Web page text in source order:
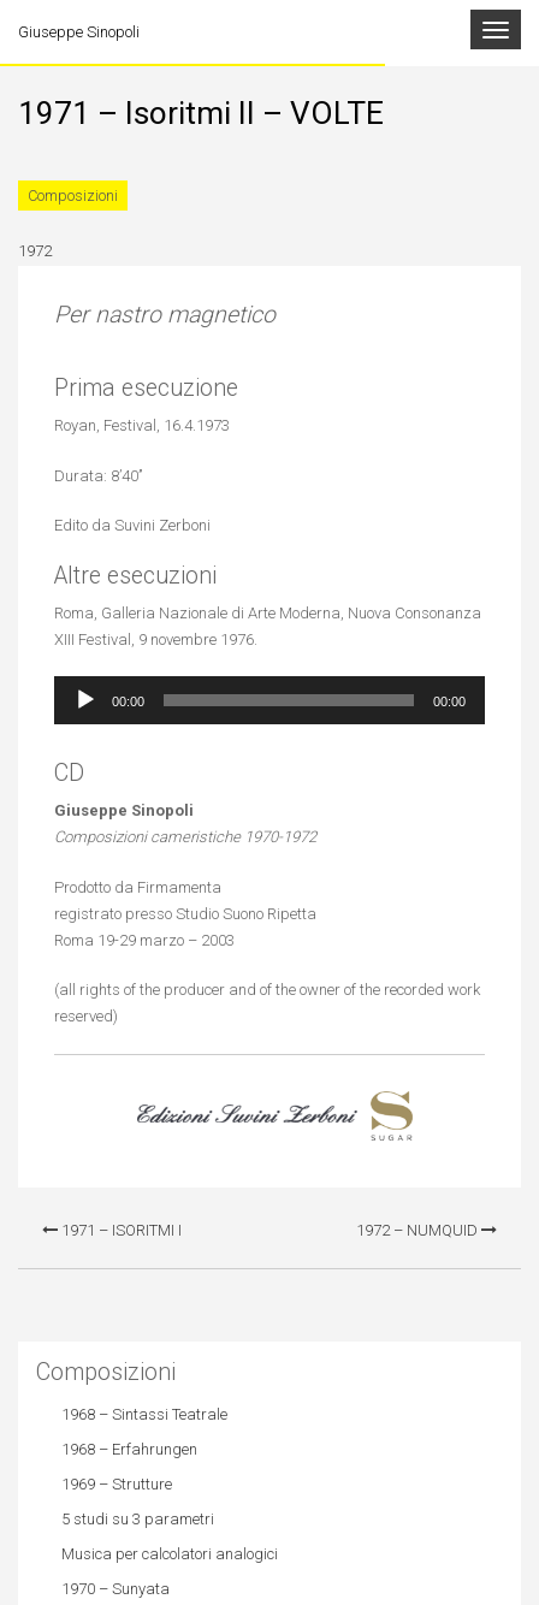
Toggle
Giuseppe Sinopoli
1971 – Isoritmi II – VOLTE
Composizioni
1972
Per nastro magnetico
Prima esecuzione
Royan, Festival, 16.4.1973
Durata: 8’40’’
Edito da Suvini Zerboni
Altre esecuzioni
Roma, Galleria Nazionale di Arte Moderna, Nuova Consonanza
XIII Festival, 9 novembre 1976.
Audio
Player
00:00 00:00
CD
Giuseppe Sinopoli
Composizioni cameristiche 1970-1972
Prodotto da Firmamenta
registrato presso Studio Suono Ripetta
Roma 19-29 marzo – 2003
(all rights of the producer and of the owner of the recorded work
reserved)
1971 – ISORITMI I 1972 – NUMQUID
Composizioni
1968 – Sintassi Teatrale
1968 – Erfahrungen
1969 – Strutture
5 studi su 3 parametri
Musica per calcolatori analogici
1970 – Sunyata